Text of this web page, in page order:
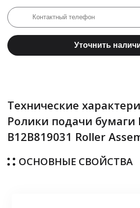
Уточнить
Технические
Ролики подачи бумаги
B12B819031 Roller
ОСНОВНЫЕ СВОЙСТВА